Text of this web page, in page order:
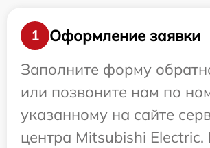
1
Оформление заявки
Заполните форму
или позвоните нам по
указанному на сайте
центра Mitsubishi